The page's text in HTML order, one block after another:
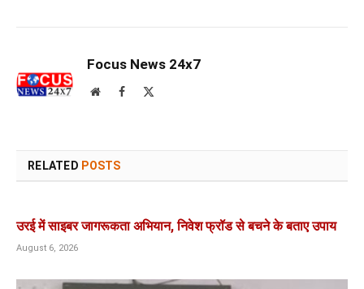
Focus News 24x7
WebsiteFacebook
RELATED POSTS
उरई में साइबर जागरूकता अभियान, निवेश फ्रॉड से बचने के बताए उपाय
August 6, 2026